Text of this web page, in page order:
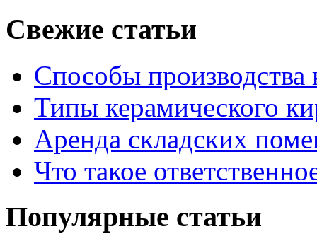
Свежие статьи
Способы производства
Типы керамического
Аренда складских
Что такое
Популярные статьи